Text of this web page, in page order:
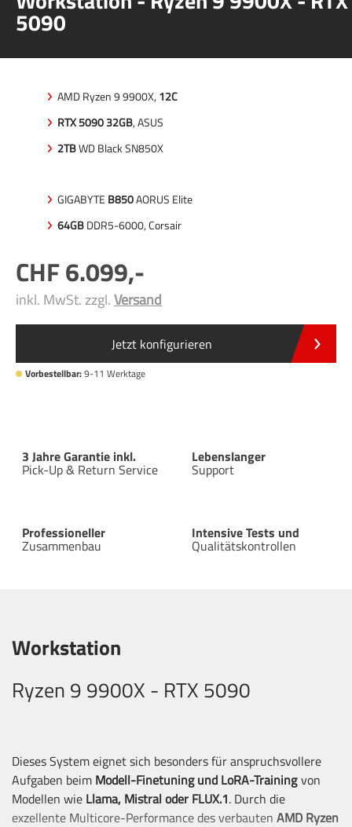
5090
AMD Ryzen 9 9900X, 12C
RTX 5090 32GB, ASUS
2TBWD Black SN850X
GIGABYTE B850AORUS Elite
64GBDDR5-6000, Corsair
6.099,-
inkl. MwSt. zzgl.Versand
Jetzt konfigurieren
Vorbestellbar:9-11 Werktage
3 Jahre Garantie inkl.
Pick-Up & Return Service
Lebenslanger
Support
Professioneller
Zusammenbau
Intensive Tests und
Qualitätskontrollen
Workstation
Ryzen 9 9900X - RTX 5090
Dieses System eignet sich besonders für anspruchsvollere
Aufgaben beim Modell-Finetuning und LoRA-Trainingvon
Modellen wie Llama, Mistral oder FLUX.1. Durch die
exzellente Multicore-Performance des verbauten AMD Ryzen